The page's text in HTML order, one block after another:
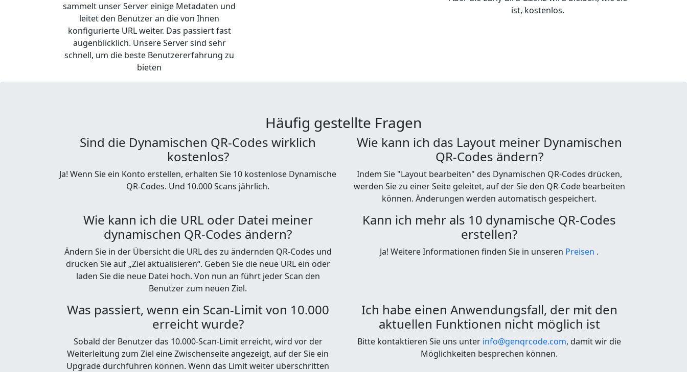
sammelt unser Server einige Metadaten und
leitet den Benutzer an die von Ihnen
konfigurierte URL weiter. Das passiert fast
augenblicklich. Unsere Server sind sehr
schnell, um die beste Benutzererfahrung zu
bieten
ist, kostenlos.
Häufig gestellte Fragen
Sind die Dynamischen QR-Codes wirklich
kostenlos?
Ja! Wenn Sie ein Konto erstellen, erhalten Sie 10 kostenlose Dynamische
QR-Codes. Und 10.000 Scans jährlich.
Wie kann ich das Layout meiner Dynamischen
QR-Codes ändern?
Indem Sie "Layout bearbeiten" des Dynamischen QR-Codes drücken,
werden Sie zu einer Seite geleitet, auf der Sie den QR-Code bearbeiten
können. Änderungen werden automatisch gespeichert.
Wie kann ich die URL oder Datei meiner
dynamischen QR-Codes ändern?
Ändern Sie in der Übersicht die URL des zu ändernden QR-Codes und
drücken Sie auf „Ziel aktualisieren“. Geben Sie die neue URL ein oder
laden Sie die neue Datei hoch. Von nun an führt jeder Scan den
Benutzer zum neuen Ziel.
Kann ich mehr als 10 dynamische QR-Codes
erstellen?
Ja! Weitere Informationen finden Sie in unseren Preisen .
Was passiert, wenn ein Scan-Limit von 10.000
erreicht wurde?
Sobald der Benutzer das 10.000-Scan-Limit erreicht, wird vor der
Weiterleitung zum Ziel eine Zwischenseite angezeigt, auf der Sie ein
Upgrade durchführen können. Wenn das Limit weiter überschritten
Ich habe einen Anwendungsfall, der mit den
aktuellen Funktionen nicht möglich ist
Bitte kontaktieren Sie uns unter info@genqrcode.com, damit wir die
Möglichkeiten besprechen können.